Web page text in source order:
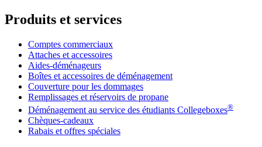
Produits et services
Comptes commerciaux
Attaches et accessoires
Aides-déménageurs
Boîtes et accessoires de déménagement
Couverture pour les dommages
Remplissages et réservoirs de propane
Déménagement au service des étudiants Collegeboxes®
Chèques-cadeaux
Rabais et offres spéciales